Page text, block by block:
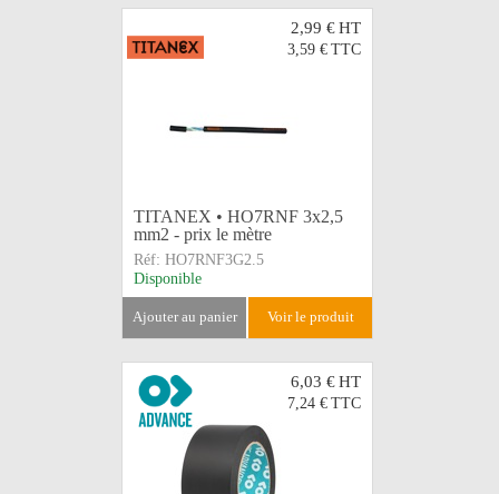
2,99 €HT
3,59 € TTC
TITANEX • HO7RNF 3x2,5
mm2 - prix le mètre
Réf: HO7RNF3G2.5
Disponible
ajouter au panier voir le produit
6,03 €HT
7,24 € TTC